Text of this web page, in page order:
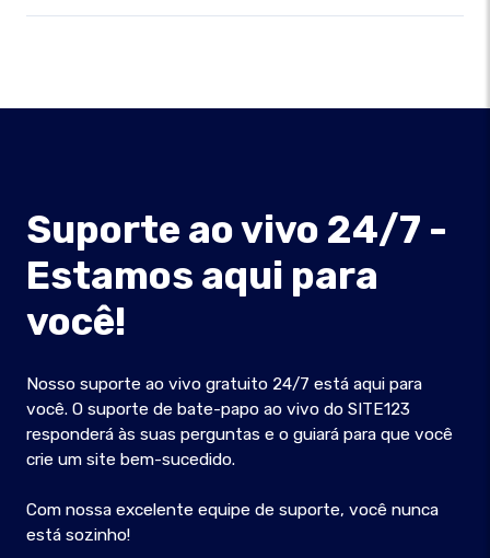
Suporte ao vivo 24/7 -
Estamos aqui para
você!
Nosso suporte ao vivo gratuito 24/7 está aqui para
você. O suporte de bate-papo ao vivo do SITE123
responderá às suas perguntas e o guiará para que você
crie um site bem-sucedido.
Com nossa excelente equipe de suporte, você nunca
está sozinho!